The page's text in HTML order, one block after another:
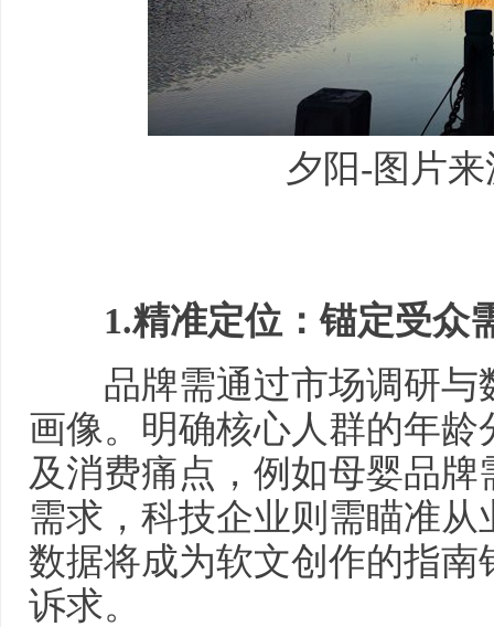
夕阳-图片
1.精准定位：锚定受众
品牌需通过市场调研与
画像。明确核心人群的年
及消费痛点，例如母婴品
需求，科技企业则需瞄准
数据将成为软文创作的指
诉求。